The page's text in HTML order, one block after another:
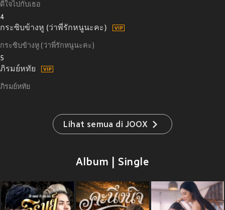
ดีใจไปกับเธอ
4
กระซิบข้างหู (ว่าพี่รักหนูนะคะ)
กระซิบข้างหู (ว่าพี่รักหนูนะคะ)
5
ภิรมย์หทัย
ภิรมย์หทัย
Lihat semua di JOOX
Album | Single